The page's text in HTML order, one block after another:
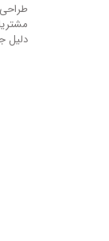
دلیل